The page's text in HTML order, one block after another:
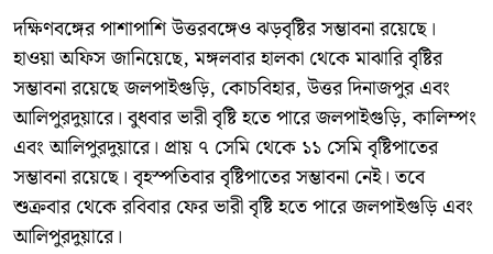
দক্ষিণবঙ্গের পাশাপাশি উত্তরবঙ্গেও ঝড়বৃষ্টির সম্ভাবনা রয়েছে।
হাওয়া অফিস জানিয়েছে, মঙ্গলবার হালকা থেকে মাঝারি বৃষ্টির
সম্ভাবনা রয়েছে জলপাইগুড়ি, কোচবিহার, উত্তর দিনাজপুর এবং
আলিপুরদুয়ারে। বুধবার ভারী বৃষ্টি হতে পারে জলপাইগুড়ি, কালিম্পং
এবং আলিপুরদুয়ারে। প্রায় ৭ সেমি থেকে ১১ সেমি বৃষ্টিপাতের
সম্ভাবনা রয়েছে। বৃহস্পতিবার বৃষ্টিপাতের সম্ভাবনা নেই। তবে
শুক্রবার থেকে রবিবার ফের ভারী বৃষ্টি হতে পারে জলপাইগুড়ি এবং
আলিপুরদুয়ারে।